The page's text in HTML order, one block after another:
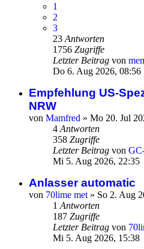
1
2
3
23 Antworten
1756 Zugriffe
Letzter Beitrag von
Do 6. Aug 2026, 08:56
Empfehlung US-
NRW
von Mamfred » Mo 20. Jul
4 Antworten
358 Zugriffe
Letzter Beitrag von
Mi 5. Aug 2026, 22:35
Anlasser automatic
von 70lime met » So 2. Aug
1 Antworten
187 Zugriffe
Letzter Beitrag von
Mi 5. Aug 2026, 15:38